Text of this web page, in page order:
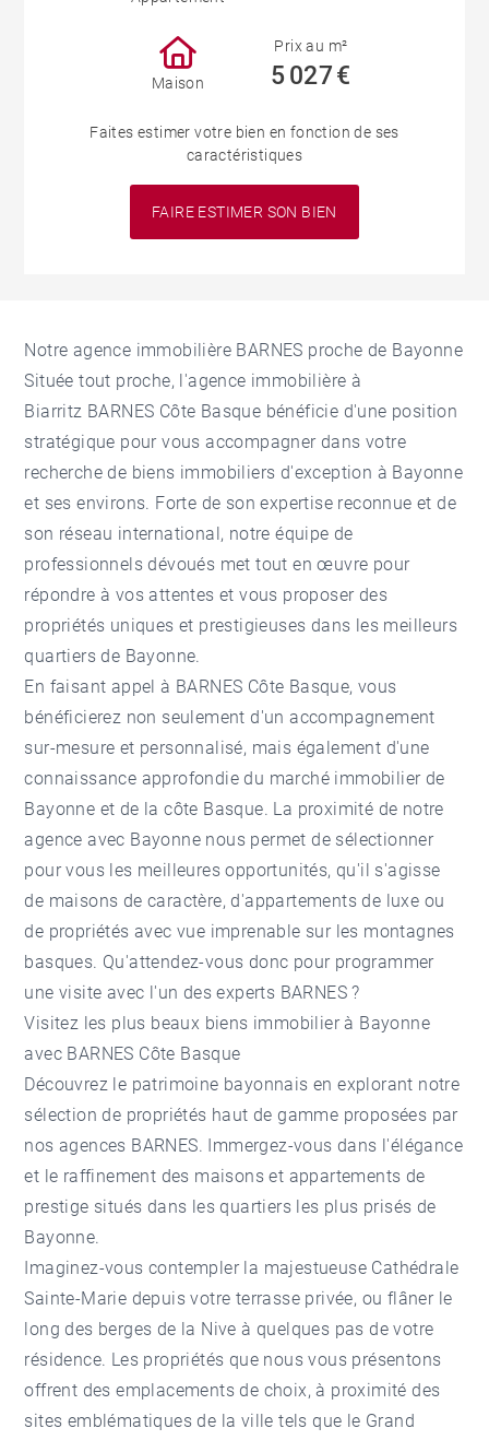
Maison
Prix au m²
5 027 €
Faites estimer votre bien en fonction de ses
caractéristiques
FAIRE ESTIMER SON BIEN
Notre agence immobilière BARNES proche de Bayonne
Située tout proche, l'agence immobilière à
Biarritz BARNES Côte Basque bénéficie d'une position
stratégique pour vous accompagner dans votre
recherche de biens immobiliers d'exception à Bayonne
et ses environs. Forte de son expertise reconnue et de
son réseau international, notre équipe de
professionnels dévoués met tout en œuvre pour
répondre à vos attentes et vous proposer des
propriétés uniques et prestigieuses dans les meilleurs
quartiers de Bayonne.
En faisant appel à BARNES Côte Basque, vous
bénéficierez non seulement d'un accompagnement
sur-mesure et personnalisé, mais également d'une
connaissance approfondie du marché immobilier de
Bayonne et de la côte Basque. La proximité de notre
agence avec Bayonne nous permet de sélectionner
pour vous les meilleures opportunités, qu'il s'agisse
de maisons de caractère, d'appartements de luxe ou
de propriétés avec vue imprenable sur les montagnes
basques. Qu'attendez-vous donc pour programmer
une visite avec l'un des experts BARNES ?
Visitez les plus beaux biens immobilier à Bayonne
avec BARNES Côte Basque
Découvrez le patrimoine bayonnais en explorant notre
sélection de propriétés haut de gamme proposées par
nos agences BARNES. Immergez-vous dans l'élégance
et le raffinement des maisons et appartements de
prestige situés dans lesquartiers les plus prisés de
Bayonne.
Imaginez-vous contempler la majestueuse Cathédrale
Sainte-Marie depuis votre terrasse privée, ou flâner le
long des berges de la Nive à quelques pas de votre
résidence. Les propriétés que nous vous présentons
offrent des emplacements de choix, à proximité des
sites emblématiques de la ville tels que le Grand